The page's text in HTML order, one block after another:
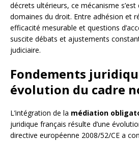
décrets ultérieurs, ce mécanisme s’est
domaines du droit. Entre adhésion et
efficacité mesurable et questions
suscite débats et ajustements
judiciaire.
Fondements
évolution du cadre
L’intégration de la médiation
juridique français résulte d’une
directive européenne 2008/52/CE a